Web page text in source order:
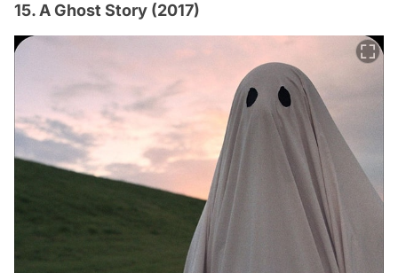
15. A Ghost Story (2017)